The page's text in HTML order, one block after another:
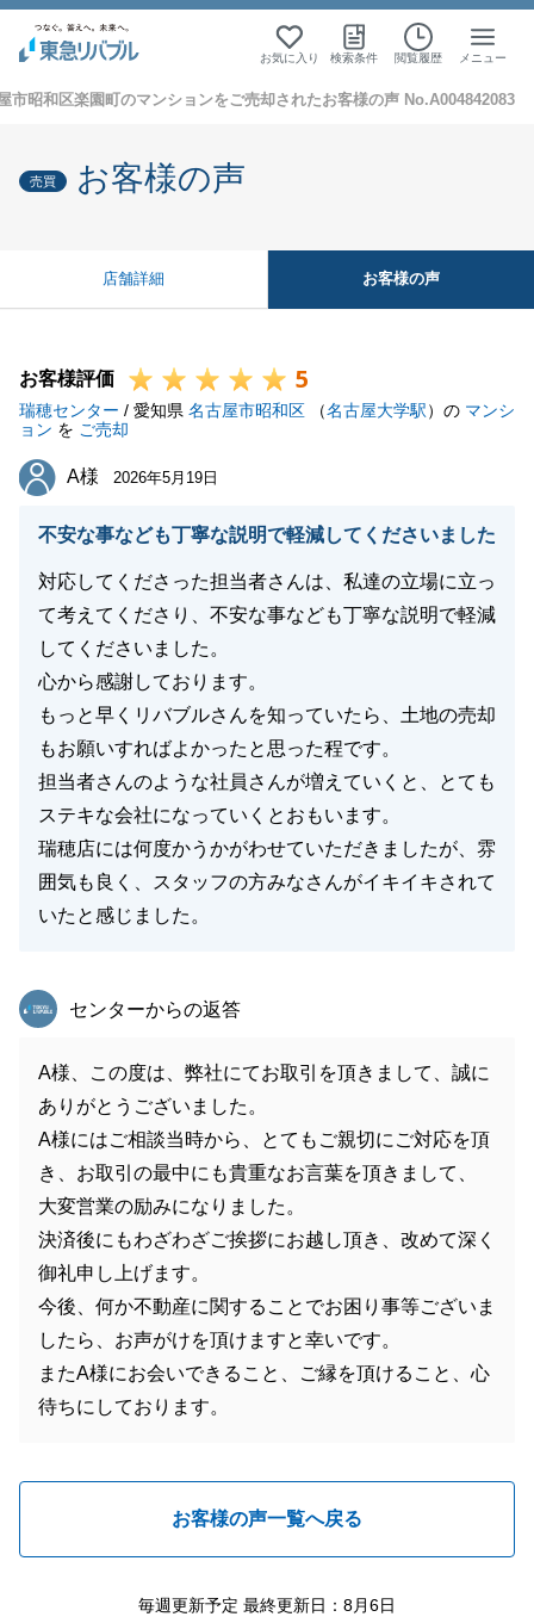
お気に入り 検索条件 閲覧履歴 メニュー
市昭和区楽園町のマンションをご売却されたお客様の声 No.A004842083
売買 お客様の声
店舗詳細 お客様の声
お客様評価 5
瑞穂センター / 愛知県 名古屋市昭和区 （名古屋大学駅）の マンシ
ョン を ご売却
A様
A様 2026年5月19日
不安な事なども丁寧な説明で軽減してくださいました
対応してくださった担当者さんは、私達の立場に立っ
て考えてくださり、不安な事なども丁寧な説明で軽減
してくださいました。
心から感謝しております。
もっと早くリバブルさんを知っていたら、土地の売却
もお願いすればよかったと思った程です。
担当者さんのような社員さんが増えていくと、とても
ステキな会社になっていくとおもいます。
瑞穂店には何度かうかがわせていただきましたが、雰
囲気も良く、スタッフの方みなさんがイキイキされて
いたと感じました。
東急リバブル
センターからの返答
A様、この度は、弊社にてお取引を頂きまして、誠に
ありがとうございました。
A様にはご相談当時から、とてもご親切にご対応を頂
き、お取引の最中にも貴重なお言葉を頂きまして、
大変営業の励みになりました。
決済後にもわざわざご挨拶にお越し頂き、改めて深く
御礼申し上げます。
今後、何か不動産に関することでお困り事等ございま
したら、お声がけを頂けますと幸いです。
またA様にお会いできること、ご縁を頂けること、心
待ちにしております。
お客様の声一覧へ戻る
毎週更新予定 最終更新日：8月6日